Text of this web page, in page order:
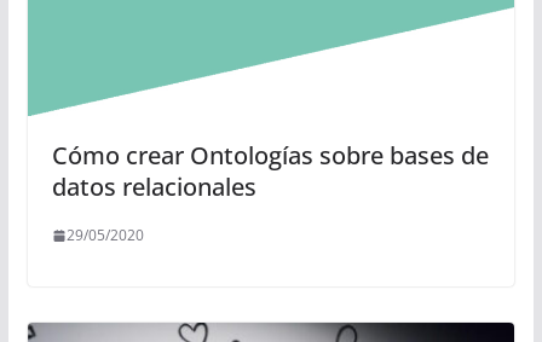
Cómo crear Ontologías sobre bases de
datos relacionales
29/05/2020